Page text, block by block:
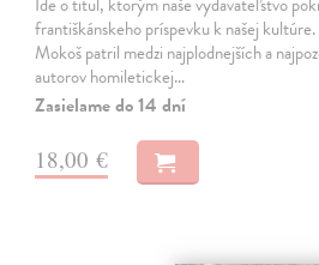
františkánskeho príspevku k našej
Mokoš patril medzi najplodnejších a
autorov homiletickej…
Zasielame do 14 dní
18,00 €